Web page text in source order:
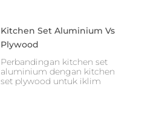
Kitchen Set Aluminium Vs
Plywood
Perbandingan kitchen set
aluminium dengan kitchen
set plywood untuk iklim